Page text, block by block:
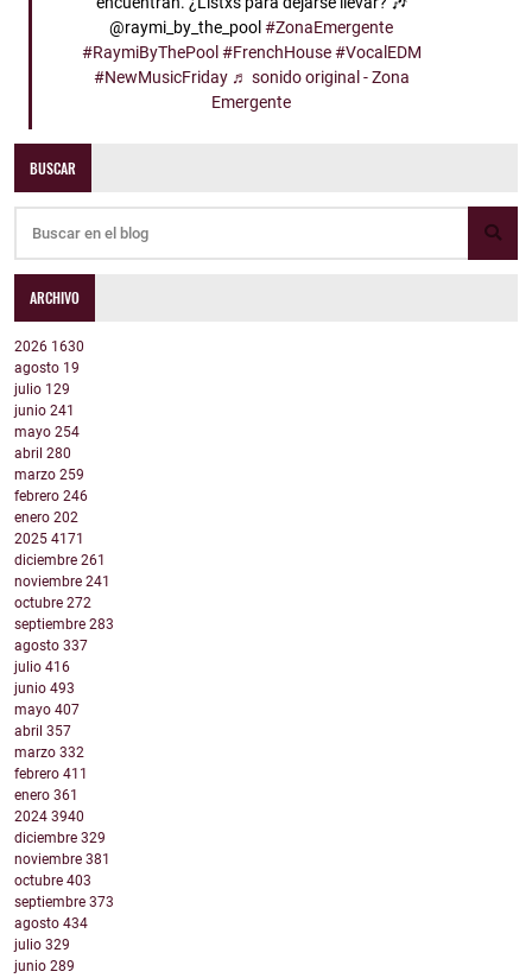
@raymi_by_the_pool#ZonaEmergente
#RaymiByThePool #FrenchHouse #VocalEDM
#NewMusicFriday ♬ sonido original - Zona
Emergente
BUSCAR
ARCHIVO
2026 1630
agosto 19
julio 129
junio 241
mayo 254
abril 280
marzo 259
febrero 246
enero 202
2025 4171
diciembre 261
noviembre 241
octubre 272
septiembre 283
agosto 337
julio 416
junio 493
mayo 407
abril 357
marzo 332
febrero 411
enero 361
2024 3940
diciembre 329
noviembre 381
octubre 403
septiembre 373
agosto 434
julio 329
junio 289